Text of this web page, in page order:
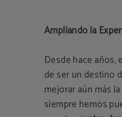
Ampliando la
Desde hace años,
de ser un destino
mejorar aún más
siempre hemos